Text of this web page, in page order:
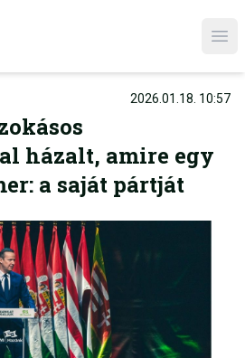
2026.01.18. 10:57
házalt, amire egy
a saját pártját